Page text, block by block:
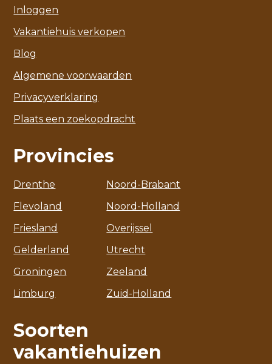
Inloggen
Vakantiehuis verkopen
Blog
Algemene voorwaarden
Privacyverklaring
Plaats een zoekopdracht
Provincies
Drenthe
Flevoland
Friesland
Gelderland
Groningen
Limburg
Noord-Brabant
Noord-Holland
Overijssel
Utrecht
Zeeland
Zuid-Holland
Soorten
vakantiehuizen